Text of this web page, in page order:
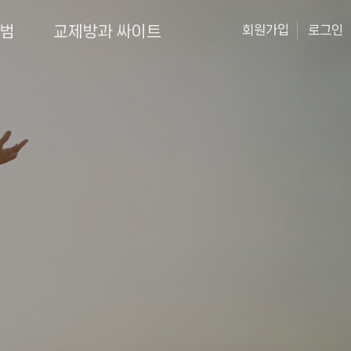
교제방과 싸이트 회원가입 로그인